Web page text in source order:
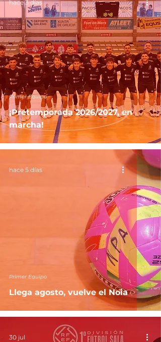
¡Pretemporada 2026/2027, en
marcha!
Primer Equipo
hace 3 días
Llega agosto, vuelve el Noia
Primer Equipo
hace 5 días
30 jul